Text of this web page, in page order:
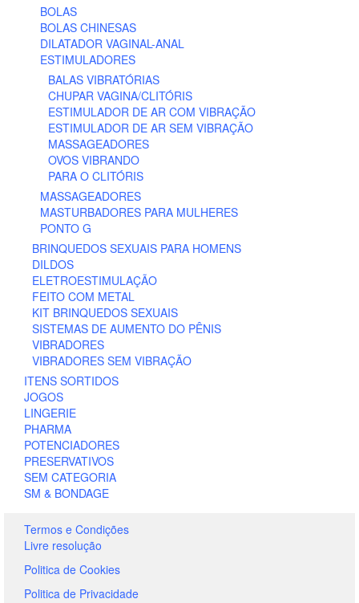
BOLAS
BOLAS CHINESAS
DILATADOR VAGINAL-ANAL
ESTIMULADORES
BALAS VIBRATÓRIAS
CHUPAR VAGINA/CLITÓRIS
ESTIMULADOR DE AR COM VIBRAÇÃO
ESTIMULADOR DE AR SEM VIBRAÇÃO
MASSAGEADORES
OVOS VIBRANDO
PARA O CLITÓRIS
MASSAGEADORES
MASTURBADORES PARA MULHERES
PONTO G
BRINQUEDOS SEXUAIS PARA HOMENS
DILDOS
ELETROESTIMULAÇÃO
FEITO COM METAL
KIT BRINQUEDOS SEXUAIS
SISTEMAS DE AUMENTO DO PÊNIS
VIBRADORES
VIBRADORES SEM VIBRAÇÃO
ITENS SORTIDOS
JOGOS
LINGERIE
PHARMA
POTENCIADORES
PRESERVATIVOS
SEM CATEGORIA
SM & BONDAGE
Termos e Condições
Livre resolução
Politica de Cookies
Politica de Privacidade